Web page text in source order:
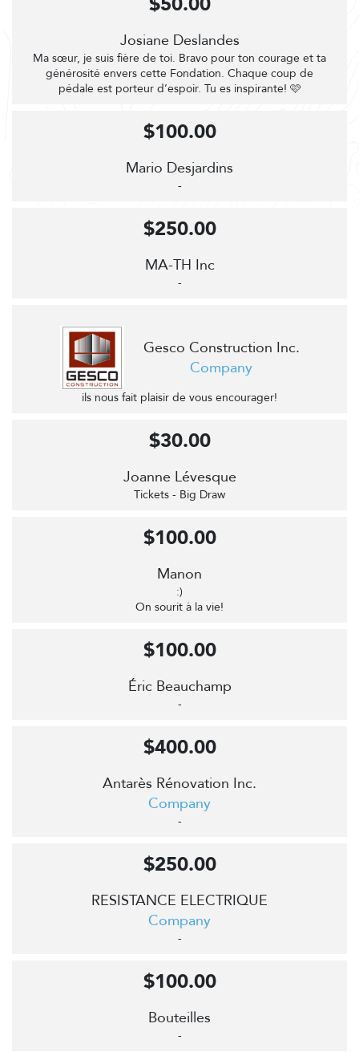
Josiane Deslandes
Ma sœur, je suis fière de toi. Bravo pour ton courage et ta
générosité envers cette Fondation. Chaque coup de
pédale est porteur d’espoir. Tu es inspirante! 🩷
Mario Desjardins
-
$100.00
MA-TH Inc
-
$250.00
Gesco Construction Inc.
Company
ils nous fait plaisir de vous encourager!
Joanne Lévesque
Tickets - Big Draw
$30.00
Manon
:)
On sourit à la vie!
$100.00
Éric Beauchamp
-
$100.00
Antarès Rénovation Inc.
Company
-
$400.00
RESISTANCE ELECTRIQUE
Company
-
$250.00
Bouteilles
-
$100.00